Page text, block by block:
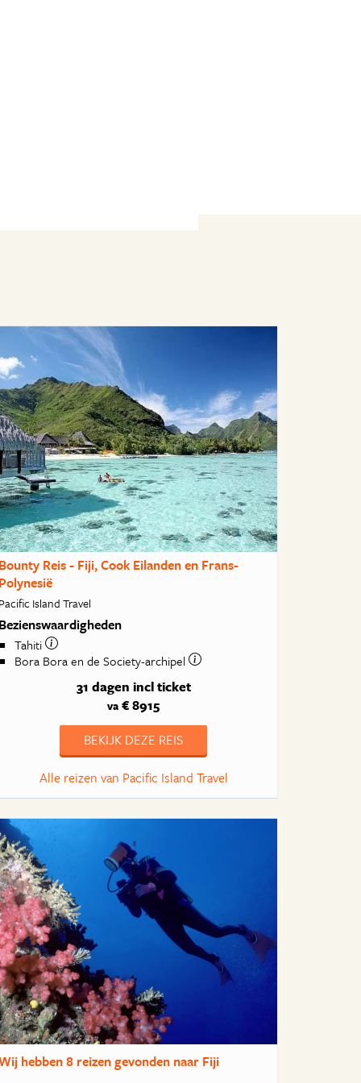
Bounty Reis - Fiji, Cook Eilanden en Frans-
Polynesië
Pacific Island Travel
Bezienswaardigheden
Tahiti
Bora Bora en de Society-archipel
31 dagen incl ticket
va € 8915
BEKIJK DEZE REIS
Alle reizen van Pacific Island Travel
hebben8 reizengevonden naar Fiji